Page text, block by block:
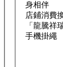
身相伴
店鋪消費
「龍騰祥
手機掛繩